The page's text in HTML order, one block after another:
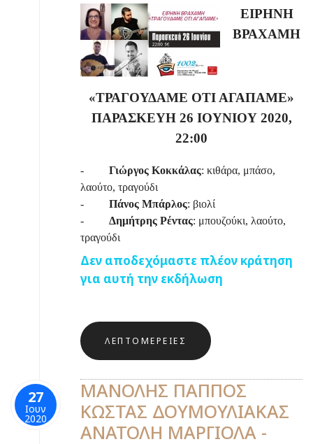
ΕΙΡΗΝΗ
ΒΡΑΧΑΜΗ
«ΤΡΑΓΟΥΔΑΜΕ ΟΤΙ ΑΓΑΠΑΜΕ»
ΠΑΡΑΣΚΕΥΗ 26 ΙΟΥΝΙΟΥ 2020,
22:00
- Γιώργος Κοκκάλας: κιθάρα, μπάσο,
λαούτο, τραγούδι
- Πάνος Μπάρλος: βιολί
- Δημήτρης Ρέντας: μπουζούκι, λαούτο,
τραγούδι
Δεν αποδεχόμαστε πλέον κράτηση
για αυτή την εκδήλωση
ΛΕΠΤΟΜΈΡΕΙΕΣ
27
Ιουν
2020
ΜΑΝΟΛΗΣ ΠΑΠΠΟΣ
ΚΩΣΤΑΣ ΔΟΥΜΟΥΛΙΑΚΑΣ
ΑΝΑΤΟΛΗ ΜΑΡΓΙΟΛΑ -